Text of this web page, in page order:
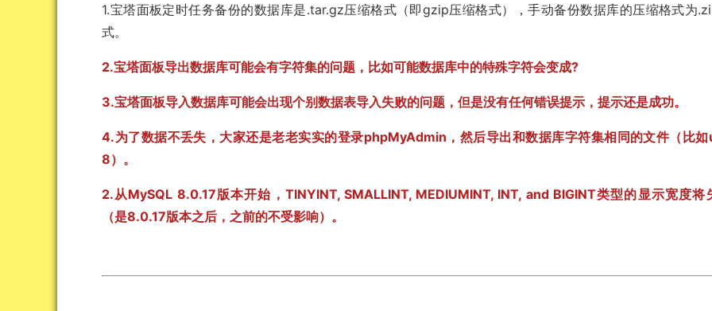
1.宝塔面板定时任务备份的数据库是.tar.gz压缩格式（即gzip压缩格式），手动备份数据库的压缩格式为
式。
2.宝塔面板导出数据库可能会有字符集的问题，比如可能数据库中的特殊字符会变成?
3.宝塔面板导入数据库可能会出现个别数据表导入失败的问题，但是没有任何错误提示，提示还是成功。
4.为了数据不丢失，大家还是老老实实的登录phpMyAdmin，然后导出和数据库字符集相同的文件（比
8）。
2.从MySQL 8.0.17版本开始，TINYINT, SMALLINT, MEDIUMINT, INT, and BIGINT类型的显示宽度将
（是8.0.17版本之后，之前的不受影响）。